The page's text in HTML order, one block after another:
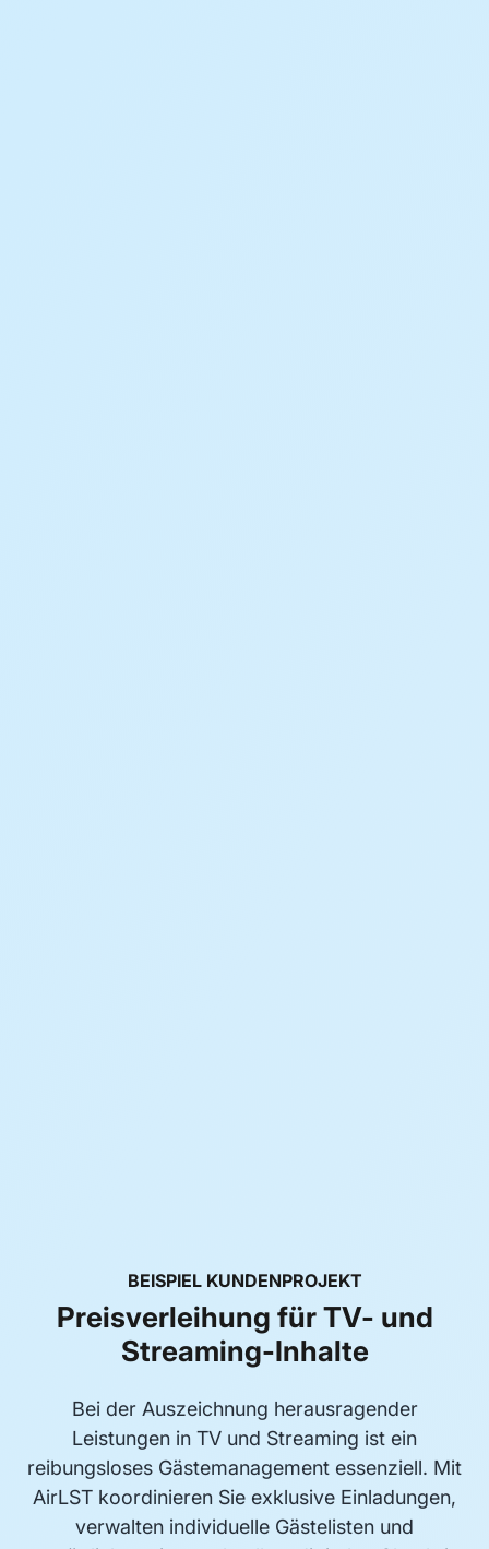
BEISPIEL KUNDENPROJEKT
Preisverleihung für TV- und
Streaming-Inhalte
Bei der Auszeichnung herausragender
Leistungen in TV und Streaming ist ein
reibungsloses Gästemanagement essenziell. Mit
AirLST koordinieren Sie exklusive Einladungen,
verwalten individuelle Gästelisten und